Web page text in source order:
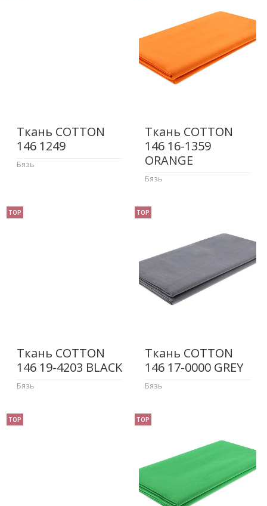
Ткань COTTON
146 1249
Бязь
Ткань COTTON
146 16-1359
ORANGE
Бязь
TOP
Ткань COTTON
146 19-4203 BLACK
Бязь
TOP
Ткань COTTON
146 17-0000 GREY
Бязь
TOP TOP